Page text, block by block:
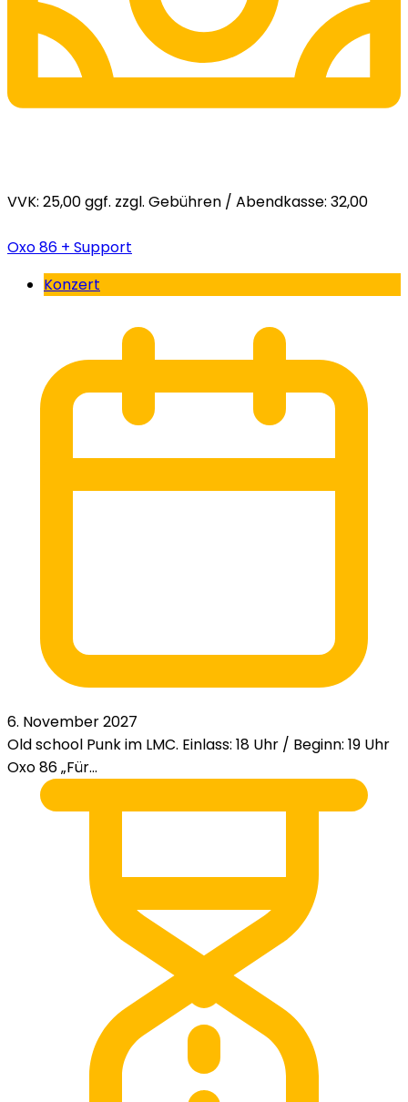
VVK: 25,00 ggf. zzgl. Gebühren / Abendkasse: 32,00
Oxo 86 + Support
Konzert
6. November 2027
Old school Punk im LMC. Einlass: 18 Uhr / Beginn: 19 Uhr
Oxo 86 „Für...